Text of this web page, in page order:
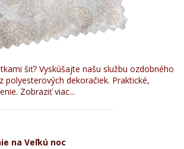
šiť? Vyskúšajte našu službu ozdobného
polyesterových dekoračiek. Praktické,
Zobraziť viac...
na Veľkú noc